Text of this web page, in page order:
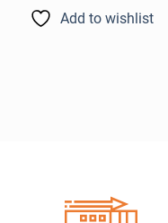
Add to wishlist